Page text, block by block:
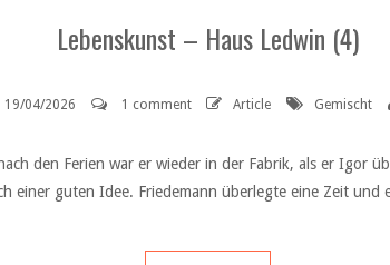
Lebenskunst – Haus Ledwin (4)
19/04/2026 1 comment Article Gemischt
den Ferien war er wieder in der Fabrik, als er Igor
einer guten Idee. Friedemann überlegte eine Zeit und